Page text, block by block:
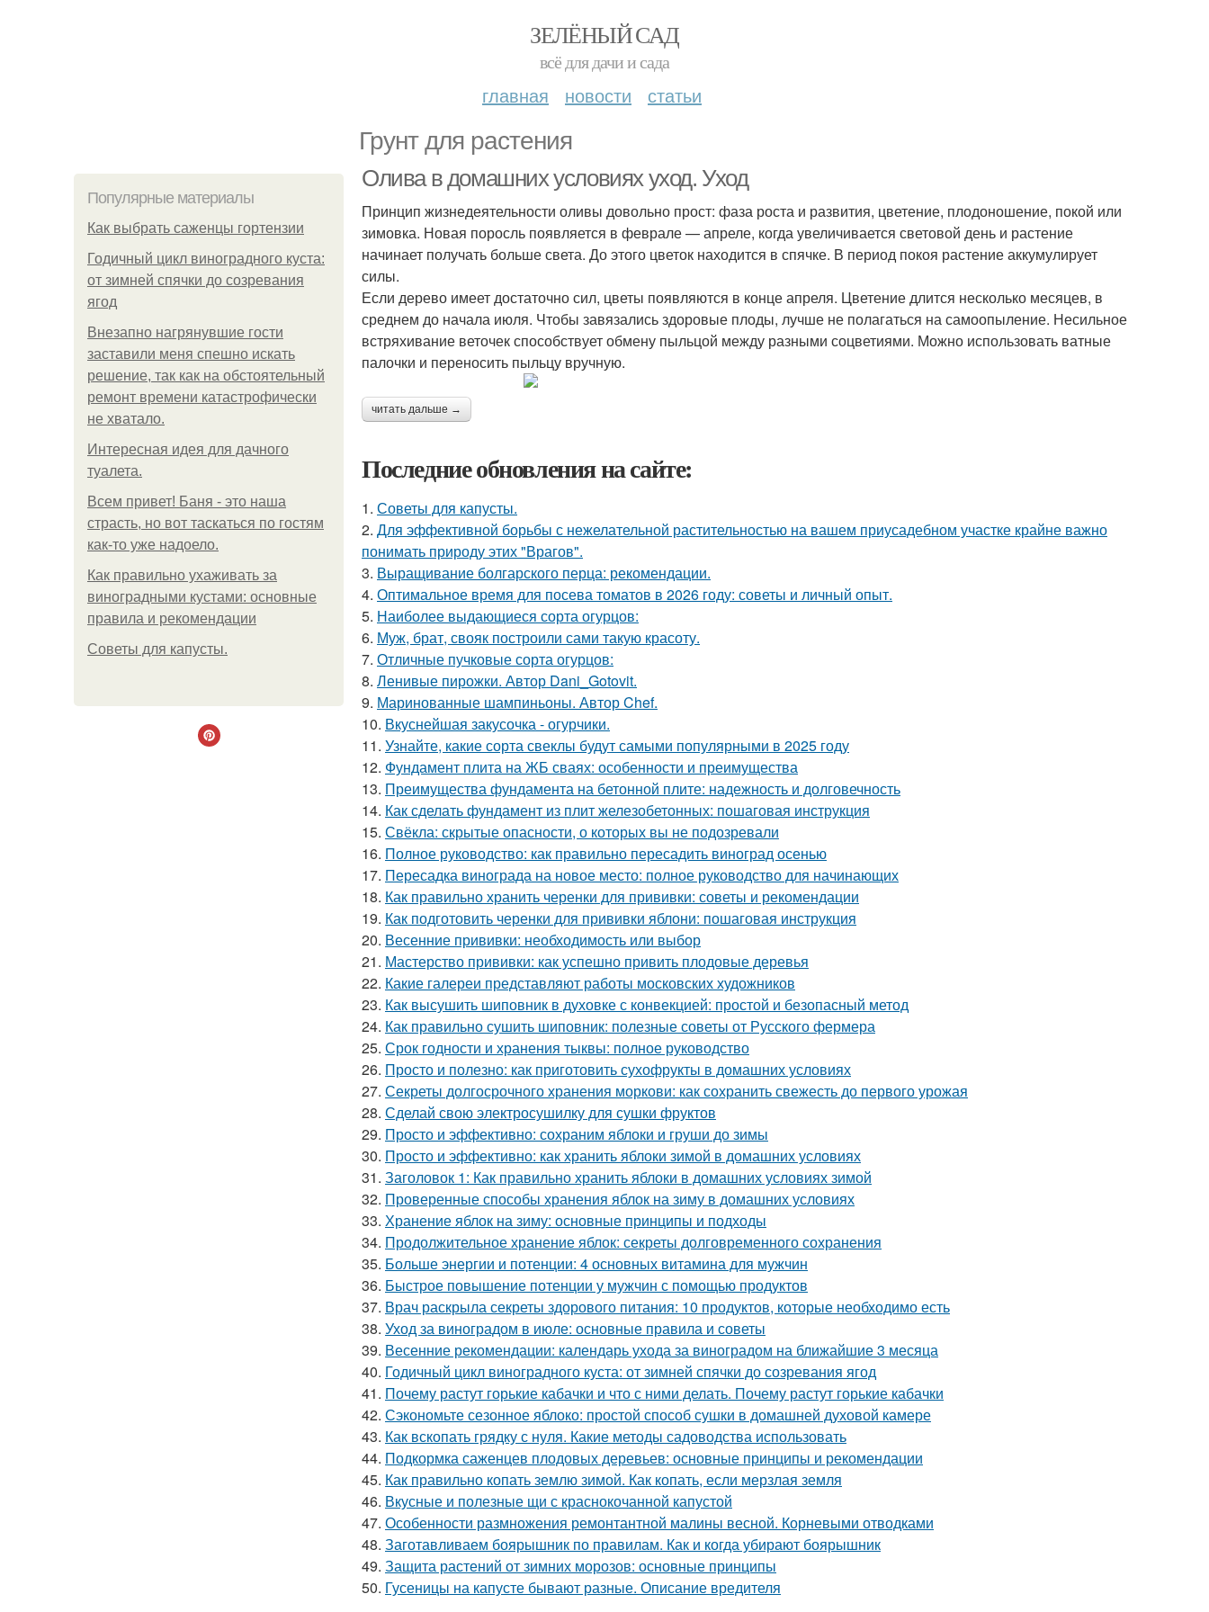
ЗЕЛЁНЫЙ САД
всё для дачи и сада
главная новости статьи
Грунт для растения
Популярные материалы
Как выбрать саженцы гортензии
Годичный цикл виноградного куста:
от зимней спячки до созревания
ягод
Внезапно нагрянувшие гости
заставили меня спешно искать
решение, так как на обстоятельный
ремонт времени катастрофически
не хватало.
Интересная идея для дачного
туалета.
Всем привет! Баня - это наша
страсть, но вот таскаться по гостям
как-то уже надоело.
Как правильно ухаживать за
виноградными кустами: основные
правила и рекомендации
Советы для капусты.
Олива в домашних условиях уход. Уход
Принцип жизнедеятельности оливы довольно прост: фаза роста и развития, цветение, плодоношение, покой или
зимовка. Новая поросль появляется в феврале — апреле, когда увеличивается световой день и растение
начинает получать больше света. До этого цветок находится в спячке. В период покоя растение аккумулирует
силы.
Если дерево имеет достаточно сил, цветы появляются в конце апреля. Цветение длится несколько месяцев, в
среднем до начала июля. Чтобы завязались здоровые плоды, лучше не полагаться на самоопыление. Несильное
встряхивание веточек способствует обмену пыльцой между разными соцветиями. Можно использовать ватные
палочки и переносить пыльцу вручную.
читать дальше →
Последние обновления на сайте:
1. Советы для капусты.
2. Для эффективной борьбы с нежелательной растительностью на вашем приусадебном участке крайне важно
понимать природу этих "Врагов".
3. Выращивание болгарского перца: рекомендации.
4. Оптимальное время для посева томатов в 2026 году: советы и личный опыт.
5. Наиболее выдающиеся сорта огурцов:
6. Муж, брат, свояк построили сами такую красоту.
7. Отличные пучковые сорта огурцов:
8. Ленивые пирожки. Автор Dani_Gotovit.
9. Маринованные шампиньоны. Автор Chef.
10. Вкуснейшая закусочка - огурчики.
11. Узнайте, какие сорта свеклы будут самыми популярными в 2025 году
12. Фундамент плита на ЖБ сваях: особенности и преимущества
13. Преимущества фундамента на бетонной плите: надежность и долговечность
14. Как сделать фундамент из плит железобетонных: пошаговая инструкция
15. Свёкла: скрытые опасности, о которых вы не подозревали
16. Полное руководство: как правильно пересадить виноград осенью
17. Пересадка винограда на новое место: полное руководство для начинающих
18. Как правильно хранить черенки для прививки: советы и рекомендации
19. Как подготовить черенки для прививки яблони: пошаговая инструкция
20. Весенние прививки: необходимость или выбор
21. Мастерство прививки: как успешно привить плодовые деревья
22. Какие галереи представляют работы московских художников
23. Как высушить шиповник в духовке с конвекцией: простой и безопасный метод
24. Как правильно сушить шиповник: полезные советы от Русского фермера
25. Срок годности и хранения тыквы: полное руководство
26. Просто и полезно: как приготовить сухофрукты в домашних условиях
27. Секреты долгосрочного хранения моркови: как сохранить свежесть до первого урожая
28. Сделай свою электросушилку для сушки фруктов
29. Просто и эффективно: сохраним яблоки и груши до зимы
30. Просто и эффективно: как хранить яблоки зимой в домашних условиях
31. Заголовок 1: Как правильно хранить яблоки в домашних условиях зимой
32. Проверенные способы хранения яблок на зиму в домашних условиях
33. Хранение яблок на зиму: основные принципы и подходы
34. Продолжительное хранение яблок: секреты долговременного сохранения
35. Больше энергии и потенции: 4 основных витамина для мужчин
36. Быстрое повышение потенции у мужчин с помощью продуктов
37. Врач раскрыла секреты здорового питания: 10 продуктов, которые необходимо есть
38. Уход за виноградом в июле: основные правила и советы
39. Весенние рекомендации: календарь ухода за виноградом на ближайшие 3 месяца
40. Годичный цикл виноградного куста: от зимней спячки до созревания ягод
41. Почему растут горькие кабачки и что с ними делать. Почему растут горькие кабачки
42. Сэкономьте сезонное яблоко: простой способ сушки в домашней духовой камере
43. Как вскопать грядку с нуля. Какие методы садоводства использовать
44. Подкормка саженцев плодовых деревьев: основные принципы и рекомендации
45. Как правильно копать землю зимой. Как копать, если мерзлая земля
46. Вкусные и полезные щи с краснокочанной капустой
47. Особенности размножения ремонтантной малины весной. Корневыми отводками
48. Заготавливаем боярышник по правилам. Как и когда убирают боярышник
49. Защита растений от зимних морозов: основные принципы
50. Гусеницы на капусте бывают разные. Описание вредителя